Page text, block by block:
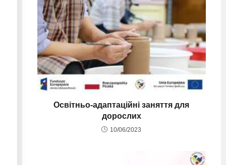
Освітньо-адаптаційні заняття для
дорослих
10/06/2023